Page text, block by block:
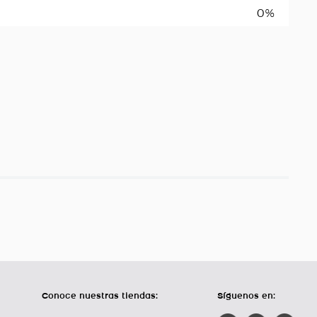
0%
Conoce nuestras tiendas: Síguenos en: